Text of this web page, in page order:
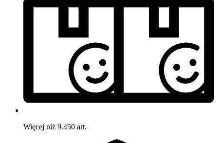
Więcej niż 9.450 art.